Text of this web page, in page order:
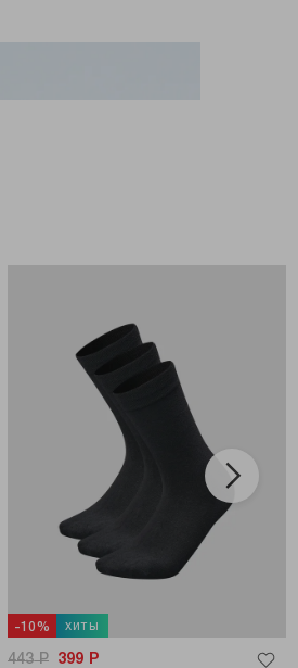
-10% хиты
443Р 399 Р